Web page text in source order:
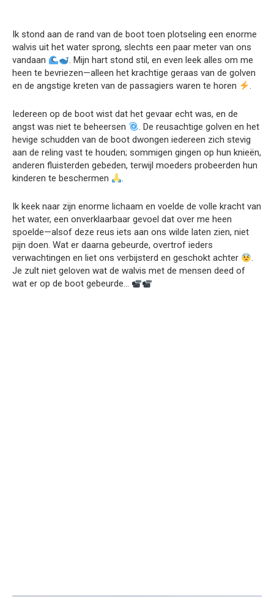
Ik stond aan de rand van de boot toen plotseling een enorme
walvis uit het water sprong, slechts een paar meter van ons
vandaan
. Mijn hart stond stil, en even leek alles om me
heen te bevriezen—alleen het krachtige geraas van de golven
en de angstige kreten van de passagiers waren te horen
.
Iedereen op de boot wist dat het gevaar echt was, en de
angst was niet te beheersen
. De reusachtige golven en het
hevige schudden van de boot dwongen iedereen zich stevig
aan de reling vast te houden; sommigen gingen op hun knieën,
anderen fluisterden gebeden, terwijl moeders probeerden hun
kinderen te beschermen
.
Ik keek naar zijn enorme lichaam en voelde de volle kracht van
het water, een onverklaarbaar gevoel dat over me heen
spoelde—alsof deze reus iets aan ons wilde laten zien, niet
pijn doen. Wat er daarna gebeurde, overtrof ieders
verwachtingen en liet ons verbijsterd en geschokt achter
.
Je zult niet geloven wat de walvis met de mensen deed of
wat er op de boot gebeurde…